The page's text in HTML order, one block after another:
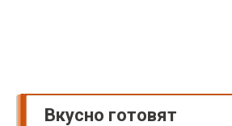
Вкусно готовят